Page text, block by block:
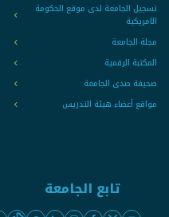
تسجيل الجامعة لدى موقع الحكومة
الامريكية
مجلة الجامعة
المكتبة الرقمية
صحيفة صدى الجامعة
مواقع أعضاء هيئة التدريس
تابع الجامعة